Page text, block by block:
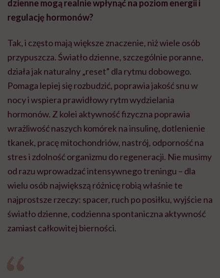
dzienne mogą realnie wpłynąć na poziom energii i
regulację hormonów?
Tak, i często mają większe znaczenie, niż wiele osób
przypuszcza. Światło dzienne, szczególnie poranne,
działa jak naturalny „reset” dla rytmu dobowego.
Pomaga lepiej się rozbudzić, poprawia jakość snu w
nocy i wspiera prawidłowy rytm wydzielania
hormonów. Z kolei aktywność fizyczna poprawia
wrażliwość naszych komórek na insulinę, dotlenienie
tkanek, pracę mitochondriów, nastrój, odporność na
stres i zdolność organizmu do regeneracji. Nie musimy
od razu wprowadzać intensywnego treningu – dla
wielu osób największą różnicę robią właśnie te
najprostsze rzeczy: spacer, ruch po posiłku, wyjście na
światło dzienne, codzienna spontaniczna aktywność
zamiast całkowitej bierności.